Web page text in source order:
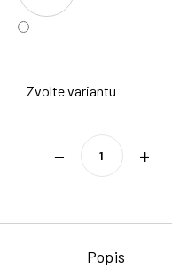
Zvolte variantu
+
−
Popis